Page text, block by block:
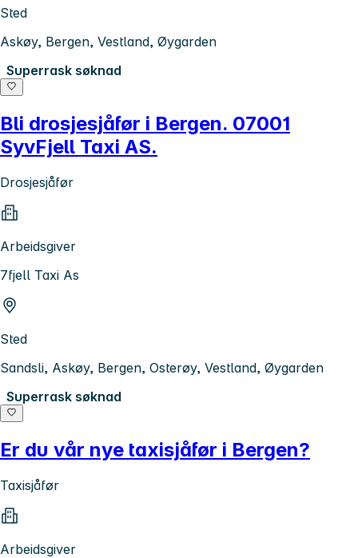
Sted
Askøy, Bergen, Vestland, Øygarden
Superrask søknad
Bli drosjesjåfør i Bergen. 07001
SyvFjell Taxi AS.
Drosjesjåfør
Arbeidsgiver
7fjell Taxi As
Sted
Sandsli, Askøy, Bergen, Osterøy, Vestland, Øygarden
Superrask søknad
Er du vår nye taxisjåfør i Bergen?
Taxisjåfør
Arbeidsgiver